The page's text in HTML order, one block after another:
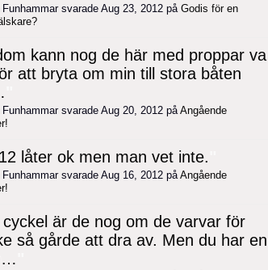
svarade Aug 23, 2012 på Godis för en
kann nog de här med proppar va
att bryta om min till stora båten
svarade Aug 20, 2012 påAngående
låter ok men man vet inte.
svarade Aug 16, 2012 påAngående
cyckel är de nog om de varvar för
så gårde att dra av. Men du har en